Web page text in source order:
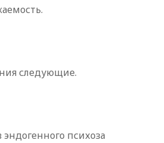
следующие.
психоза